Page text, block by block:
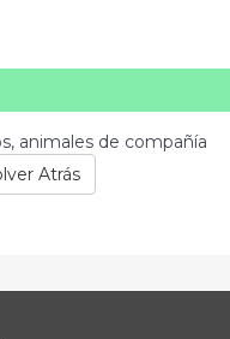
animales de compañía
Atrás